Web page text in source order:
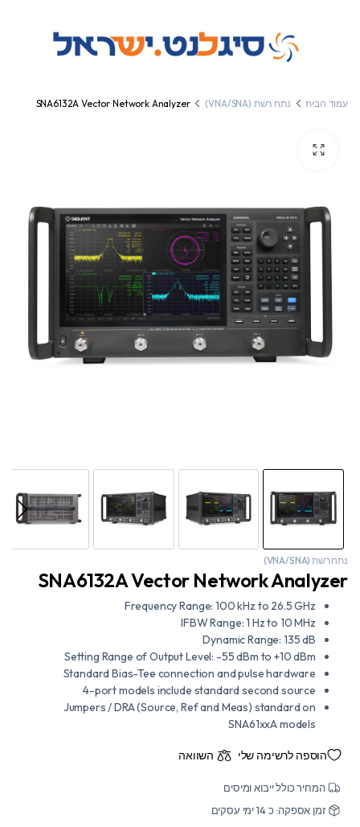
עמוד הבית נתח רשת (VNA/SNA) SNA6132A Vector Network Analyzer
נתח רשת (VNA/SNA)
SNA6132A Vector Network Analyzer
Frequency Range: 100 kHz to 26.5 GHz
IFBW Range: 1 Hz to 10 MHz
Dynamic Range: 135 dB
Setting Range of Output Level: -55 dBm to +10 dBm
Standard Bias-Tee connection and pulse hardware
4-port models include standard second source
Jumpers / DRA (Source, Ref and Meas) standard on
SNA61xxA models
הוספה לרשימה שלי השוואה
המחיר כולל ייבוא ומיסים
זמן אספקה: כ 14 ימי עסקים